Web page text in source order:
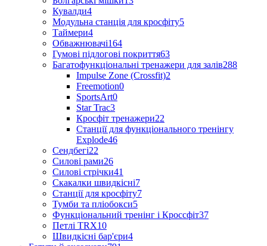
Кувалди4
Модульна станція для кросфіту5
Таймери4
Обважнювачі164
Гумові підлогові покриття63
Багатофункціональні тренажери для залів288
Impulse Zone (Crossfit)2
Freemotion0
SportsArt0
Star Trac3
Кросфіт тренажери22
Станції для функціонального тренінгу
Explode46
Сендбегі22
Силові рами26
Силові стрічки41
Скакалки швидкісні7
Станції для кросфіту7
Тумби та пліобокси5
Функціональний тренінг і Кроссфіт37
Петлі TRX10
Швидкісні бар'єри4